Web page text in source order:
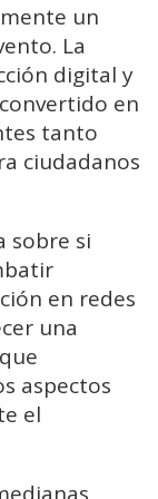
un
La
digital y
en
tanto
ciudadanos
sobre si
en redes
una
aspectos
el